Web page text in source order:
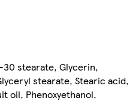
30 stearate, Glycerin,
stearate, Stearic acid,
oil, Phenoxyethanol,